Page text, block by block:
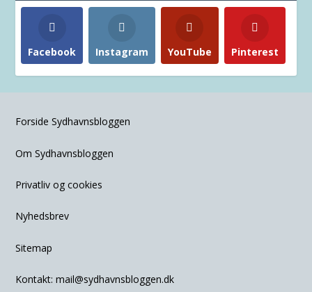
Facebook Instagram YouTube Pinterest
Forside Sydhavnsbloggen
Om Sydhavnsbloggen
Privatliv og cookies
Nyhedsbrev
Sitemap
Kontakt:mail@sydhavnsbloggen.dk